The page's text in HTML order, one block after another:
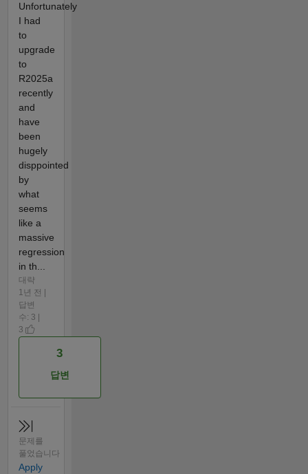
Unfortunately
I had
to
upgrade
to
R2025a
recently
and
have
been
hugely
disppointed
by
what
seems
like a
massive
regression
in th...
대략
1년 전 |
답변
수: 3 |
3
3
답변
문제를
풀었습니다
Apply